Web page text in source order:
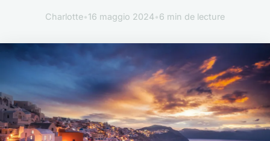
Charlotte•16 maggio 2024•6 min de lecture